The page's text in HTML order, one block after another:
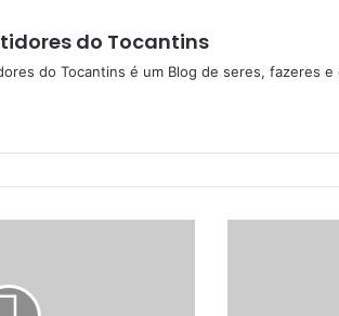
do Tocantins
do Tocantins é um Blog de seres, fazeres